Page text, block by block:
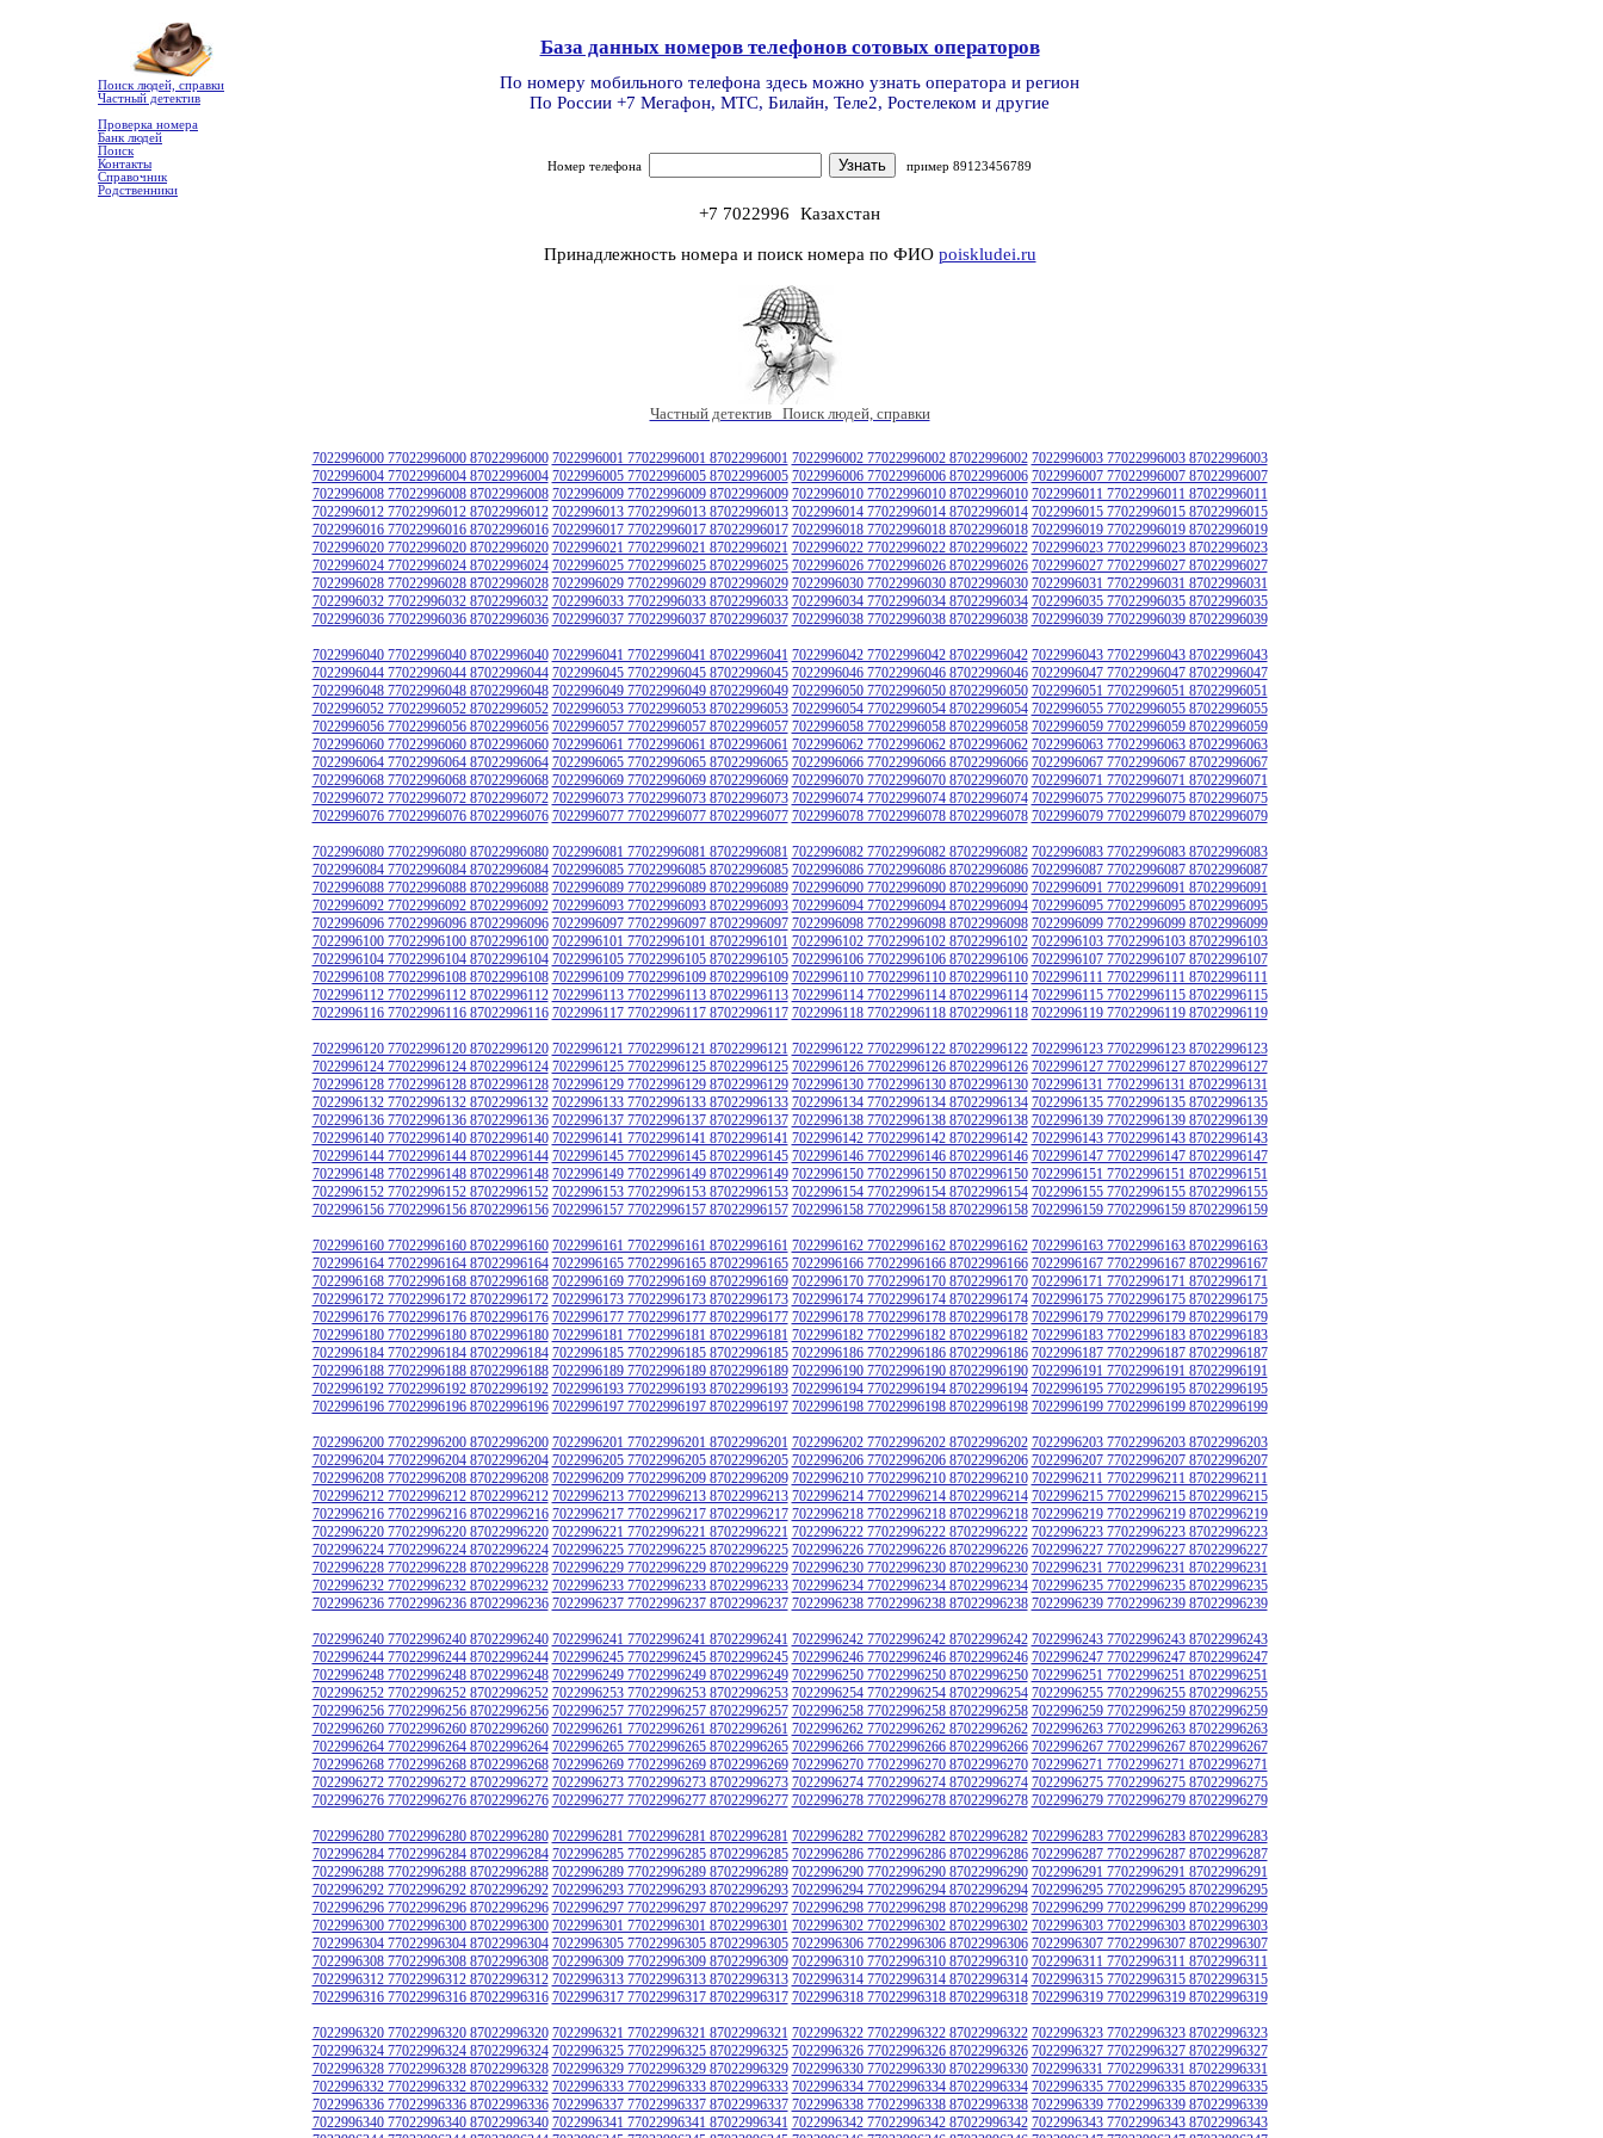
Поиск людей, справки
Частный детектив
Проверка номера
Банк людей
Поиск
Контакты
Справочник
Родственники
База данных номеров телефонов сотовых операторов
По номеру мобильного телефона здесь можно узнать оператора и регион
По России +7 Мегафон, МТС, Билайн, Теле2, Ростелеком и другие
Номер телефона пример 89123456789
+7 7022996 Казахстан
Принадлежность номера и поиск номера по ФИО poiskludei.ru
Частный детектив Поиск людей, справки
7022996000 77022996000 87022996000 7022996001 77022996001 87022996001 7022996002 77022996002 87022996002 7022996003 77022996003 87022996003
7022996004 77022996004 87022996004 7022996005 77022996005 87022996005 7022996006 77022996006 87022996006 7022996007 77022996007 87022996007
7022996008 77022996008 87022996008 7022996009 77022996009 87022996009 7022996010 77022996010 87022996010 7022996011 77022996011 87022996011
7022996012 77022996012 87022996012 7022996013 77022996013 87022996013 7022996014 77022996014 87022996014 7022996015 77022996015 87022996015
7022996016 77022996016 87022996016 7022996017 77022996017 87022996017 7022996018 77022996018 87022996018 7022996019 77022996019 87022996019
7022996020 77022996020 87022996020 7022996021 77022996021 87022996021 7022996022 77022996022 87022996022 7022996023 77022996023 87022996023
7022996024 77022996024 87022996024 7022996025 77022996025 87022996025 7022996026 77022996026 87022996026 7022996027 77022996027 87022996027
7022996028 77022996028 87022996028 7022996029 77022996029 87022996029 7022996030 77022996030 87022996030 7022996031 77022996031 87022996031
7022996032 77022996032 87022996032 7022996033 77022996033 87022996033 7022996034 77022996034 87022996034 7022996035 77022996035 87022996035
7022996036 77022996036 87022996036 7022996037 77022996037 87022996037 7022996038 77022996038 87022996038 7022996039 77022996039 87022996039
7022996040 77022996040 87022996040 7022996041 77022996041 87022996041 7022996042 77022996042 87022996042 7022996043 77022996043 87022996043
7022996044 77022996044 87022996044 7022996045 77022996045 87022996045 7022996046 77022996046 87022996046 7022996047 77022996047 87022996047
7022996048 77022996048 87022996048 7022996049 77022996049 87022996049 7022996050 77022996050 87022996050 7022996051 77022996051 87022996051
7022996052 77022996052 87022996052 7022996053 77022996053 87022996053 7022996054 77022996054 87022996054 7022996055 77022996055 87022996055
7022996056 77022996056 87022996056 7022996057 77022996057 87022996057 7022996058 77022996058 87022996058 7022996059 77022996059 87022996059
7022996060 77022996060 87022996060 7022996061 77022996061 87022996061 7022996062 77022996062 87022996062 7022996063 77022996063 87022996063
7022996064 77022996064 87022996064 7022996065 77022996065 87022996065 7022996066 77022996066 87022996066 7022996067 77022996067 87022996067
7022996068 77022996068 87022996068 7022996069 77022996069 87022996069 7022996070 77022996070 87022996070 7022996071 77022996071 87022996071
7022996072 77022996072 87022996072 7022996073 77022996073 87022996073 7022996074 77022996074 87022996074 7022996075 77022996075 87022996075
7022996076 77022996076 87022996076 7022996077 77022996077 87022996077 7022996078 77022996078 87022996078 7022996079 77022996079 87022996079
7022996080 77022996080 87022996080 7022996081 77022996081 87022996081 7022996082 77022996082 87022996082 7022996083 77022996083 87022996083
7022996084 77022996084 87022996084 7022996085 77022996085 87022996085 7022996086 77022996086 87022996086 7022996087 77022996087 87022996087
7022996088 77022996088 87022996088 7022996089 77022996089 87022996089 7022996090 77022996090 87022996090 7022996091 77022996091 87022996091
7022996092 77022996092 87022996092 7022996093 77022996093 87022996093 7022996094 77022996094 87022996094 7022996095 77022996095 87022996095
7022996096 77022996096 87022996096 7022996097 77022996097 87022996097 7022996098 77022996098 87022996098 7022996099 77022996099 87022996099
7022996100 77022996100 87022996100 7022996101 77022996101 87022996101 7022996102 77022996102 87022996102 7022996103 77022996103 87022996103
7022996104 77022996104 87022996104 7022996105 77022996105 87022996105 7022996106 77022996106 87022996106 7022996107 77022996107 87022996107
7022996108 77022996108 87022996108 7022996109 77022996109 87022996109 7022996110 77022996110 87022996110 7022996111 77022996111 87022996111
7022996112 77022996112 87022996112 7022996113 77022996113 87022996113 7022996114 77022996114 87022996114 7022996115 77022996115 87022996115
7022996116 77022996116 87022996116 7022996117 77022996117 87022996117 7022996118 77022996118 87022996118 7022996119 77022996119 87022996119
7022996120 77022996120 87022996120 7022996121 77022996121 87022996121 7022996122 77022996122 87022996122 7022996123 77022996123 87022996123
7022996124 77022996124 87022996124 7022996125 77022996125 87022996125 7022996126 77022996126 87022996126 7022996127 77022996127 87022996127
7022996128 77022996128 87022996128 7022996129 77022996129 87022996129 7022996130 77022996130 87022996130 7022996131 77022996131 87022996131
7022996132 77022996132 87022996132 7022996133 77022996133 87022996133 7022996134 77022996134 87022996134 7022996135 77022996135 87022996135
7022996136 77022996136 87022996136 7022996137 77022996137 87022996137 7022996138 77022996138 87022996138 7022996139 77022996139 87022996139
7022996140 77022996140 87022996140 7022996141 77022996141 87022996141 7022996142 77022996142 87022996142 7022996143 77022996143 87022996143
7022996144 77022996144 87022996144 7022996145 77022996145 87022996145 7022996146 77022996146 87022996146 7022996147 77022996147 87022996147
7022996148 77022996148 87022996148 7022996149 77022996149 87022996149 7022996150 77022996150 87022996150 7022996151 77022996151 87022996151
7022996152 77022996152 87022996152 7022996153 77022996153 87022996153 7022996154 77022996154 87022996154 7022996155 77022996155 87022996155
7022996156 77022996156 87022996156 7022996157 77022996157 87022996157 7022996158 77022996158 87022996158 7022996159 77022996159 87022996159
7022996160 77022996160 87022996160 7022996161 77022996161 87022996161 7022996162 77022996162 87022996162 7022996163 77022996163 87022996163
7022996164 77022996164 87022996164 7022996165 77022996165 87022996165 7022996166 77022996166 87022996166 7022996167 77022996167 87022996167
7022996168 77022996168 87022996168 7022996169 77022996169 87022996169 7022996170 77022996170 87022996170 7022996171 77022996171 87022996171
7022996172 77022996172 87022996172 7022996173 77022996173 87022996173 7022996174 77022996174 87022996174 7022996175 77022996175 87022996175
7022996176 77022996176 87022996176 7022996177 77022996177 87022996177 7022996178 77022996178 87022996178 7022996179 77022996179 87022996179
7022996180 77022996180 87022996180 7022996181 77022996181 87022996181 7022996182 77022996182 87022996182 7022996183 77022996183 87022996183
7022996184 77022996184 87022996184 7022996185 77022996185 87022996185 7022996186 77022996186 87022996186 7022996187 77022996187 87022996187
7022996188 77022996188 87022996188 7022996189 77022996189 87022996189 7022996190 77022996190 87022996190 7022996191 77022996191 87022996191
7022996192 77022996192 87022996192 7022996193 77022996193 87022996193 7022996194 77022996194 87022996194 7022996195 77022996195 87022996195
7022996196 77022996196 87022996196 7022996197 77022996197 87022996197 7022996198 77022996198 87022996198 7022996199 77022996199 87022996199
7022996200 77022996200 87022996200 7022996201 77022996201 87022996201 7022996202 77022996202 87022996202 7022996203 77022996203 87022996203
7022996204 77022996204 87022996204 7022996205 77022996205 87022996205 7022996206 77022996206 87022996206 7022996207 77022996207 87022996207
7022996208 77022996208 87022996208 7022996209 77022996209 87022996209 7022996210 77022996210 87022996210 7022996211 77022996211 87022996211
7022996212 77022996212 87022996212 7022996213 77022996213 87022996213 7022996214 77022996214 87022996214 7022996215 77022996215 87022996215
7022996216 77022996216 87022996216 7022996217 77022996217 87022996217 7022996218 77022996218 87022996218 7022996219 77022996219 87022996219
7022996220 77022996220 87022996220 7022996221 77022996221 87022996221 7022996222 77022996222 87022996222 7022996223 77022996223 87022996223
7022996224 77022996224 87022996224 7022996225 77022996225 87022996225 7022996226 77022996226 87022996226 7022996227 77022996227 87022996227
7022996228 77022996228 87022996228 7022996229 77022996229 87022996229 7022996230 77022996230 87022996230 7022996231 77022996231 87022996231
7022996232 77022996232 87022996232 7022996233 77022996233 87022996233 7022996234 77022996234 87022996234 7022996235 77022996235 87022996235
7022996236 77022996236 87022996236 7022996237 77022996237 87022996237 7022996238 77022996238 87022996238 7022996239 77022996239 87022996239
7022996240 77022996240 87022996240 7022996241 77022996241 87022996241 7022996242 77022996242 87022996242 7022996243 77022996243 87022996243
7022996244 77022996244 87022996244 7022996245 77022996245 87022996245 7022996246 77022996246 87022996246 7022996247 77022996247 87022996247
7022996248 77022996248 87022996248 7022996249 77022996249 87022996249 7022996250 77022996250 87022996250 7022996251 77022996251 87022996251
7022996252 77022996252 87022996252 7022996253 77022996253 87022996253 7022996254 77022996254 87022996254 7022996255 77022996255 87022996255
7022996256 77022996256 87022996256 7022996257 77022996257 87022996257 7022996258 77022996258 87022996258 7022996259 77022996259 87022996259
7022996260 77022996260 87022996260 7022996261 77022996261 87022996261 7022996262 77022996262 87022996262 7022996263 77022996263 87022996263
7022996264 77022996264 87022996264 7022996265 77022996265 87022996265 7022996266 77022996266 87022996266 7022996267 77022996267 87022996267
7022996268 77022996268 87022996268 7022996269 77022996269 87022996269 7022996270 77022996270 87022996270 7022996271 77022996271 87022996271
7022996272 77022996272 87022996272 7022996273 77022996273 87022996273 7022996274 77022996274 87022996274 7022996275 77022996275 87022996275
7022996276 77022996276 87022996276 7022996277 77022996277 87022996277 7022996278 77022996278 87022996278 7022996279 77022996279 87022996279
7022996280 77022996280 87022996280 7022996281 77022996281 87022996281 7022996282 77022996282 87022996282 7022996283 77022996283 87022996283
7022996284 77022996284 87022996284 7022996285 77022996285 87022996285 7022996286 77022996286 87022996286 7022996287 77022996287 87022996287
7022996288 77022996288 87022996288 7022996289 77022996289 87022996289 7022996290 77022996290 87022996290 7022996291 77022996291 87022996291
7022996292 77022996292 87022996292 7022996293 77022996293 87022996293 7022996294 77022996294 87022996294 7022996295 77022996295 87022996295
7022996296 77022996296 87022996296 7022996297 77022996297 87022996297 7022996298 77022996298 87022996298 7022996299 77022996299 87022996299
7022996300 77022996300 87022996300 7022996301 77022996301 87022996301 7022996302 77022996302 87022996302 7022996303 77022996303 87022996303
7022996304 77022996304 87022996304 7022996305 77022996305 87022996305 7022996306 77022996306 87022996306 7022996307 77022996307 87022996307
7022996308 77022996308 87022996308 7022996309 77022996309 87022996309 7022996310 77022996310 87022996310 7022996311 77022996311 87022996311
7022996312 77022996312 87022996312 7022996313 77022996313 87022996313 7022996314 77022996314 87022996314 7022996315 77022996315 87022996315
7022996316 77022996316 87022996316 7022996317 77022996317 87022996317 7022996318 77022996318 87022996318 7022996319 77022996319 87022996319
7022996320 77022996320 87022996320 7022996321 77022996321 87022996321 7022996322 77022996322 87022996322 7022996323 77022996323 87022996323
7022996324 77022996324 87022996324 7022996325 77022996325 87022996325 7022996326 77022996326 87022996326 7022996327 77022996327 87022996327
7022996328 77022996328 87022996328 7022996329 77022996329 87022996329 7022996330 77022996330 87022996330 7022996331 77022996331 87022996331
7022996332 77022996332 87022996332 7022996333 77022996333 87022996333 7022996334 77022996334 87022996334 7022996335 77022996335 87022996335
7022996336 77022996336 87022996336 7022996337 77022996337 87022996337 7022996338 77022996338 87022996338 7022996339 77022996339 87022996339
7022996340 77022996340 87022996340 7022996341 77022996341 87022996341 7022996342 77022996342 87022996342 7022996343 77022996343 87022996343